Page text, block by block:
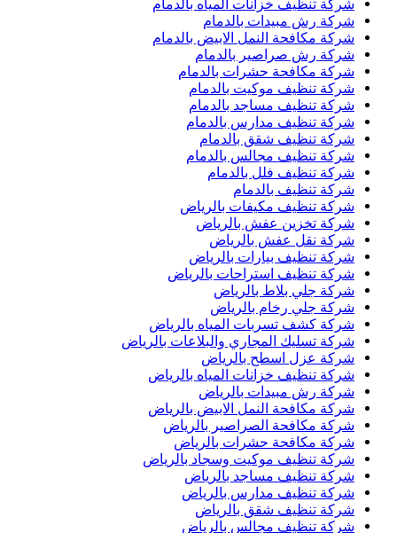
شركة تنظيف خزانات المياه بالدمام
شركة رش مبيدات بالدمام
شركة مكافحة النمل الابيض بالدمام
شركة رش صراصير بالدمام
شركة مكافحة حشرات بالدمام
شركة تنظيف موكيت بالدمام
شركة تنظيف مساجد بالدمام
شركة تنظيف مدارس بالدمام
شركة تنظيف شقق بالدمام
شركة تنظيف مجالس بالدمام
شركة تنظيف فلل بالدمام
شركة تنظيف بالدمام
شركة تنظيف مكيفات بالرياض
شركة تخزين عفش بالرياض
شركة نقل عفش بالرياض
شركة تنظيف بيارات بالرياض
شركة تنظيف استراحات بالرياض
شركة جلي بلاط بالرياض
شركة جلي رخام بالرياض
شركة كشف تسربات المياه بالرياض
شركة تسليك المجاري والبلاعات بالرياض
شركة عزل اسطح بالرياض
شركة تنظيف خزانات المياه بالرياض
شركة رش مبيدات بالرياض
شركة مكافحة النمل الابيض بالرياض
شركة مكافحة الصراصير بالرياض
شركة مكافحة حشرات بالرياض
شركة تنظيف موكيت وسجاد بالرياض
شركة تنظيف مساجد بالرياض
شركة تنظيف مدارس بالرياض
شركة تنظيف شقق بالرياض
شركة تنظيف مجالس بالرياض